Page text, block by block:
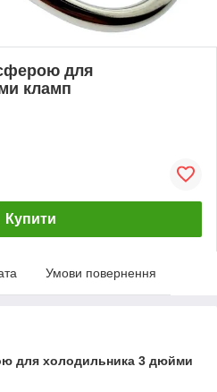
для
кламп
Купити
Умови повернення
для холодильника 3 дюйми